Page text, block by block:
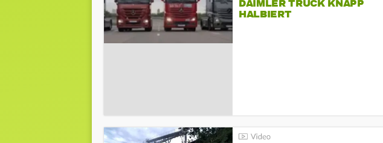
DAIMLER TRUCK KNAPP
HALBIERT